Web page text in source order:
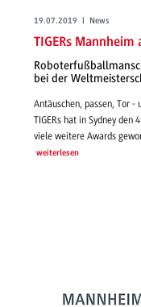
19.07.2019 | News
TIGERs
bei der
Antäuschen, passen, Tor
TIGERs hat in Sydney den
viele weitere Awards
weiterlesen